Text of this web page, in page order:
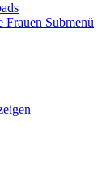
Frauen Submenü